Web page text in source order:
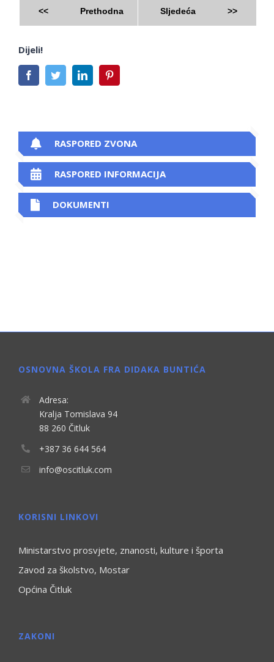
<< Prethodna Sljedeća >>
Dijeli!
FacebookTwitterLinkedIn
RASPORED ZVONA
RASPORED INFORMACIJA
DOKUMENTI
OSNOVNA ŠKOLA FRA DIDAKA BUNTIĆA
Adresa:
Kralja Tomislava 94
88 260 Čitluk
+387 36 644 564
info@oscitluk.com
KORISNI LINKOVI
Ministarstvo prosvjete, znanosti, kulture i športa
Zavod za školstvo, Mostar
Općina Čitluk
ZAKONI